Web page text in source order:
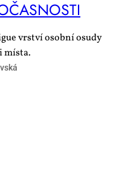
vrství osobní osudy
místa.